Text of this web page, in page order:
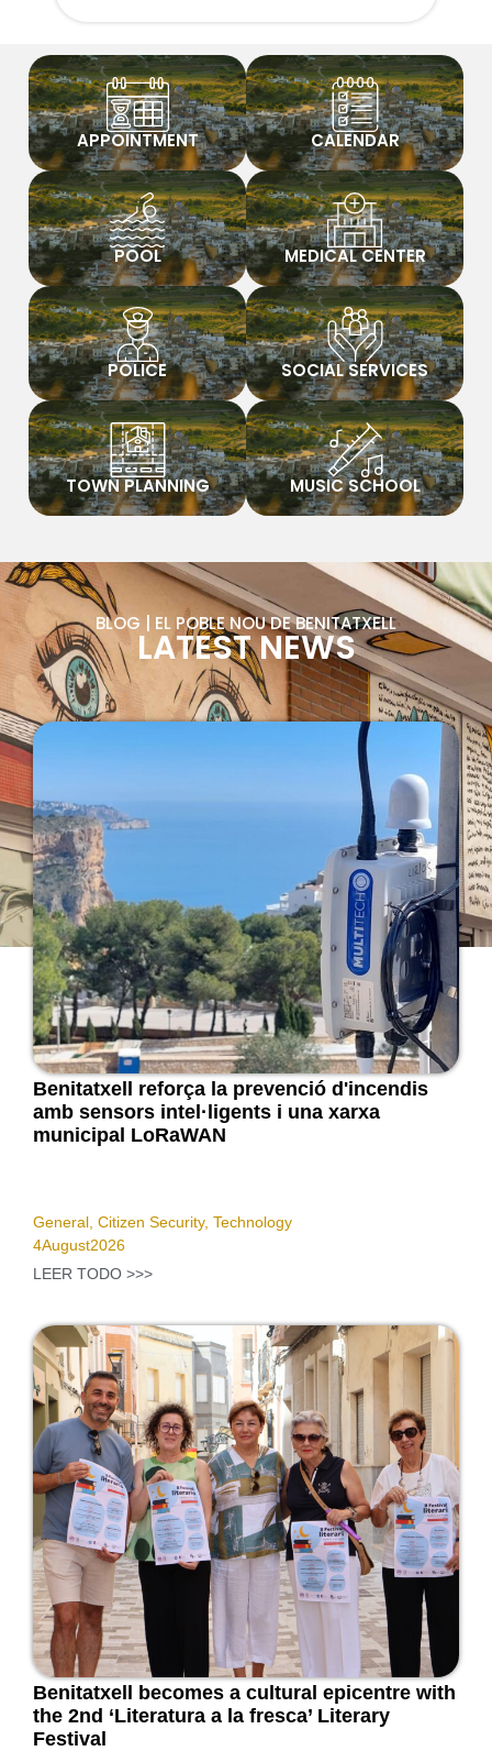
APPOINTMENT CALENDAR
POOL MEDICAL CENTER
POLICE SOCIAL SERVICES
TOWN PLANNING MUSIC SCHOOL
BLOG | EL POBLE NOU DE BENITATXELL
LATEST NEWS
Benitatxell reforça la prevenció d'incendis
amb sensors intel·ligents i una xarxa
municipal LoRaWAN
General Citizen Security, Technology
4August2026
LEER TODO >>>
Benitatxell becomes a cultural epicentre with
the 2nd ‘Literatura a la fresca’ Literary
Festival